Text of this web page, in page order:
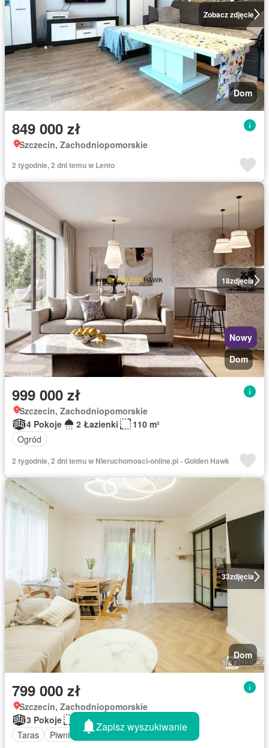
Zobacz zdjęcie
Dom
849 000 zł
Szczecin, Zachodniopomorskie
2 tygodnie, 2 dni temu w Lento
18zdjęcia
Nowy
Dom
999 000 zł
Szczecin, Zachodniopomorskie
4 Pokoje
2 Łazienki
110 m²
Ogród
2 tygodnie, 2 dni temu w Nieruchomosci-online.pl - Golden Hawk
33zdjęcia
Dom
799 000 zł
Szczecin, Zachodniopomorskie
3 Pokoje
135 m²
Taras
Piwnica
Zapisz wyszukiwanie